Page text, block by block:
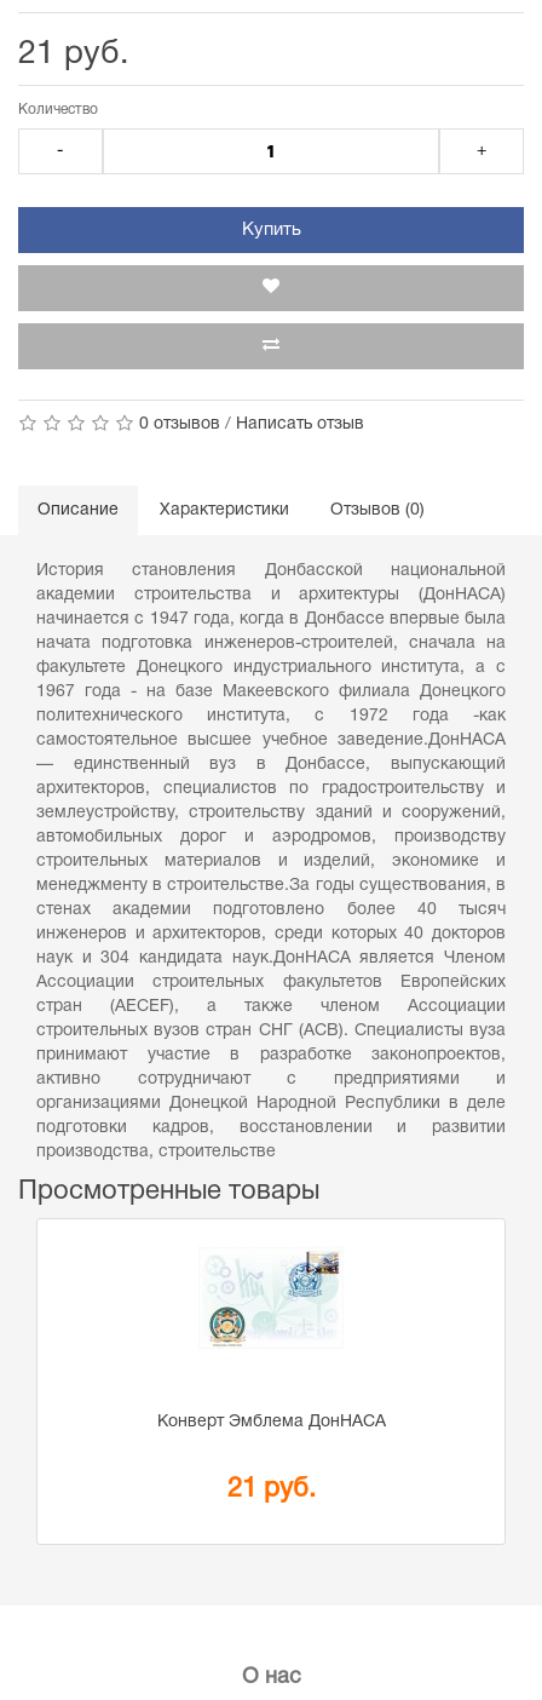
21 руб.
Количество
- +
Купить
0 отзывов / Написать отзыв
Описание Характеристики Отзывов (0)
История становления Донбасской национальной
академии строительства и архитектуры (ДонНАСА)
начинается с 1947 года, когда в Донбассе впервые была
начата подготовка инженеров-строителей, сначала на
факультете Донецкого индустриального института, а с
1967 года - на базе Макеевского филиала Донецкого
политехнического института, с 1972 года -как
самостоятельное высшее учебное заведение.ДонНАСА
— единственный вуз в Донбассе, выпускающий
архитекторов, специалистов по градостроительству и
землеустройству, строительству зданий и сооружений,
автомобильных дорог и аэродромов, производству
строительных материалов и изделий, экономике и
менеджменту в строительстве.За годы существования, в
стенах академии подготовлено более 40 тысяч
инженеров и архитекторов, среди которых 40 докторов
наук и 304 кандидата наук.ДонНАСА является Членом
Ассоциации строительных факультетов Европейских
стран (AECEF), а также членом Ассоциации
строительных вузов стран СНГ (АСВ). Специалисты вуза
принимают участие в разработке законопроектов,
активно сотрудничают с предприятиями и
организациями Донецкой Народной Республики в деле
подготовки кадров, восстановлении и развитии
производства, строительстве
Просмотренные товары
Конверт Эмблема ДонНАСА
21 руб.
О нас